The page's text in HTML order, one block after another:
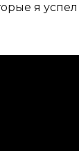
я успел